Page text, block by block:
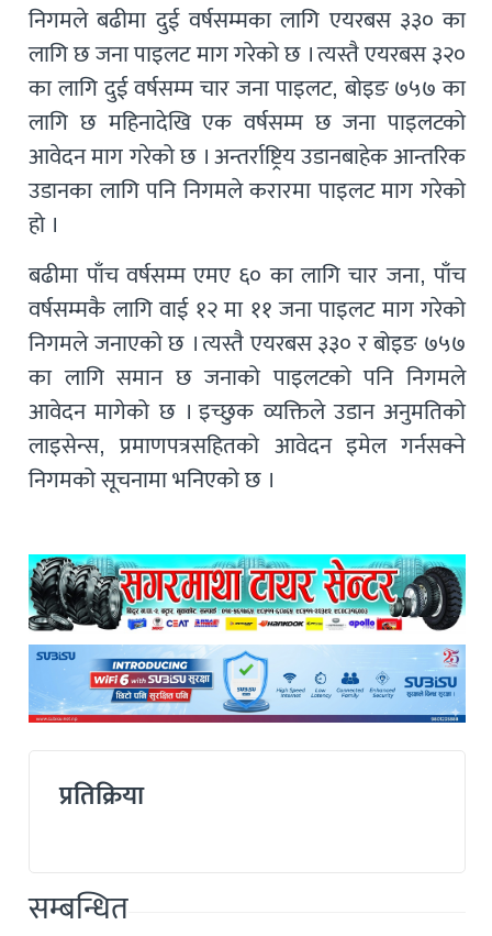
निगमले बढीमा दुई वर्षसम्मका लागि एयरबस ३३० का
लागि छ जना पाइलट माग गरेको छ । त्यस्तै एयरबस ३२०
का लागि दुई वर्षसम्म चार जना पाइलट, बोइङ ७५७ का
लागि छ महिनादेखि एक वर्षसम्म छ जना पाइलटको
आवेदन माग गरेको छ । अन्तर्राष्ट्रिय उडानबाहेक आन्तरिक
उडानका लागि पनि निगमले करारमा पाइलट माग गरेको
हो ।
बढीमा पाँच वर्षसम्म एमए ६० का लागि चार जना, पाँच
वर्षसम्मकै लागि वाई १२ मा ११ जना पाइलट माग गरेको
निगमले जनाएको छ । त्यस्तै एयरबस ३३० र बोइङ ७५७
का लागि समान छ जनाको पाइलटको पनि निगमले
आवेदन मागेको छ । इच्छुक व्यक्तिले उडान अनुमतिको
लाइसेन्स, प्रमाणपत्रसहितको आवेदन इमेल गर्नसक्ने
निगमको सूचनामा भनिएको छ ।
प्रतिक्रिया
सम्बन्धित